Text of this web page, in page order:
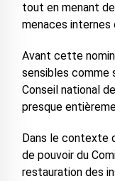
tout en menant
menaces
Avant cette
sensibles comme
Conseil national
presque
Dans le contexte
de pouvoir du
restauration des